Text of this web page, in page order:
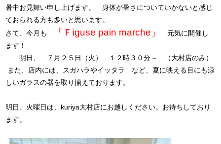
暑中お見舞い申し上げます。 身体が暑さについていかないと感じ
ておられる方も多いと思います。
さて、今月も
「Ｆiguse pain marche」
元気に開催し
ます！
明日、 ７月２５日（火） １２時３０分～ （大村店のみ）
また、店内には、スガハラやイッタラ など、夏に映える目にも涼
しいガラスの器を取り揃えております。
明日、火曜日は、kuriya大村店にお越しください。お待ちしており
ます。